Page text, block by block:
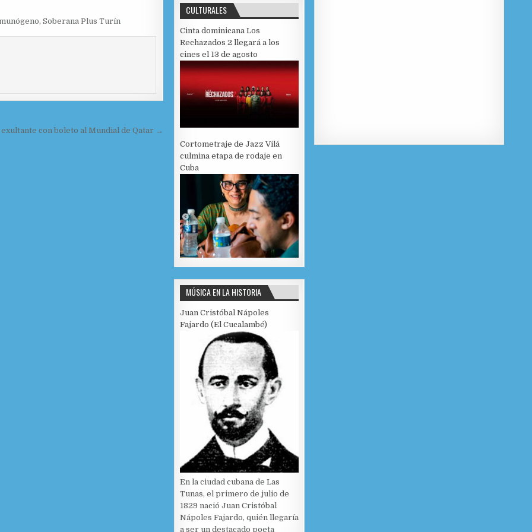
,Soberana Plus Turín
exultante con boleto al Mundial de Qatar →
CULTURALES
Cinta dominicana Los
Rechazados 2 llegará a los
cines el 13 de agosto
Cortometraje de Jazz Vilá
culmina etapa de rodaje en
Cuba
MÚSICA EN LA HISTORIA
Juan Cristóbal Nápoles
Fajardo (El Cucalambé)
En la ciudad cubana de Las
Tunas, el primero de julio de
1829 nació Juan Cristóbal
Nápoles Fajardo, quién llegaría
a ser un destacado poeta